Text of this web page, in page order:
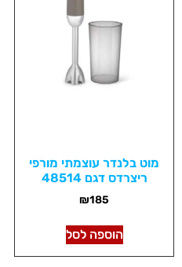
מוט בלנדר עוצמתי מורפי
ריצרדס דגם 48514
₪185
הוספה לסל